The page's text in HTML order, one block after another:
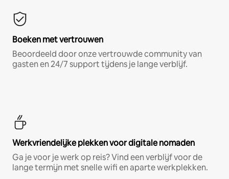
Boeken met vertrouwen
Beoordeeld door onze vertrouwde community van
gasten en 24/7 support tijdens je lange verblijf.
Werkvriendelijke plekken voor digitale nomaden
Ga je voor je werk op reis? Vind een verblijf voor de
lange termijn met snelle wifi en aparte werkplekken.